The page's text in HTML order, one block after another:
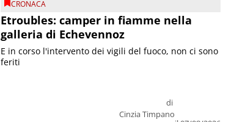
CRONACA
Etroubles: camper in fiamme nella
galleria di Echevennoz
di
Cinzia Timpano
E in corso l'intervento dei vigili del fuoco, non ci sono
feriti